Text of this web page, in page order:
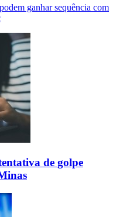
ganhar sequência com
de golpe